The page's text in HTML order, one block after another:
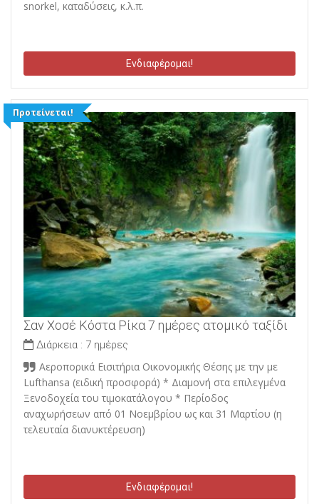
snorkel, καταδύσεις, κ.λ.π.
Ενδιαφέρομαι!
Προτείνεται!
Σαν Χοσέ Κόστα Ρίκα 7 ημέρες ατομικό ταξίδι
Διάρκεια : 7 ημέρες
Αεροπορικά Εισιτήρια Οικονομικής Θέσης με την με
Lufthansa (ειδική προσφορά) * Διαμονή στα επιλεγμένα
Ξενοδοχεία του τιμοκατάλογου * Περίοδος
αναχωρήσεων από 01 Νοεμβρίου ως και 31 Μαρτίου (η
τελευταία διανυκτέρευση)
Ενδιαφέρομαι!